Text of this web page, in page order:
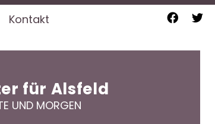
Kontakt
für Alsfeld
UND MORGEN